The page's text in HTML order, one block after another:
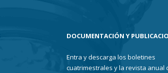
DOCUMENTACIÓN Y
Entra y descarga los boletines
cuatrimestrales y la revista anual